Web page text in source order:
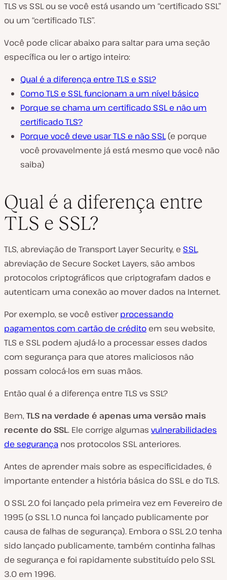
TLS vs SSL ou se você está usando um “certificado SSL”
ou um “certificado TLS”.
Você pode clicar abaixo para saltar para uma seção
específica ou ler o artigo inteiro:
Qual é a diferença entre TLS e SSL?
Como TLS e SSL funcionam a um nível básico
Porque se chama um certificado SSL e não um
certificado TLS?
Porque você deve usar TLS e não SSL(e porque
você provavelmente já está mesmo que você não
saiba)
Qual é a diferença entre
TLS e SSL?
TLS, abreviação de Transport Layer Security, e SSL,
abreviação de Secure Socket Layers, são ambos
protocolos criptográficos que criptografam dados e
autenticam uma conexão ao mover dados na Internet.
Por exemplo, se você estiverprocessando
pagamentos com cartão de crédito em seu website,
TLS e SSL podem ajudá-lo a processar esses dados
com segurança para que atores maliciosos não
possam colocá-los em suas mãos.
Então qual é a diferença entre TLS vs SSL?
Bem, TLS na verdade é apenas uma versão mais
recente do SSL. Ele corrige algumas vulnerabilidades
de segurança nos protocolos SSL anteriores.
Antes de aprender mais sobre as especificidades, é
importante entender a história básica do SSL e do TLS.
O SSL 2.0 foi lançado pela primeira vez em Fevereiro de
1995 (o SSL 1.0 nunca foi lançado publicamente por
causa de falhas de segurança). Embora o SSL 2.0 tenha
sido lançado publicamente, também continha falhas
de segurança e foi rapidamente substituído pelo SSL
3.0 em 1996.